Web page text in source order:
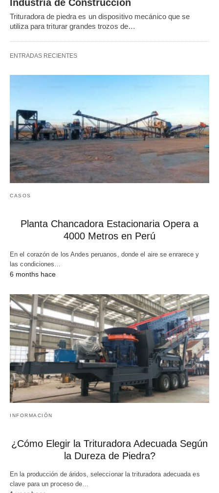
Industria de Construcción
Trituradora de piedra es un dispositivo mecánico que se
utiliza para triturar grandes trozos de…
ENTRADAS RECIENTES
CASOS
Planta Chancadora Estacionaria Opera a
4000 Metros en Perú
En el corazón de los Andes peruanos, donde el aire se enrarece y
las condiciones…
6 months hace
INFORMACIÓN
¿Cómo Elegir la Trituradora Adecuada Según
la Dureza de Piedra?
En la producción de áridos, seleccionar la trituradora adecuada es
clave para un proceso de…